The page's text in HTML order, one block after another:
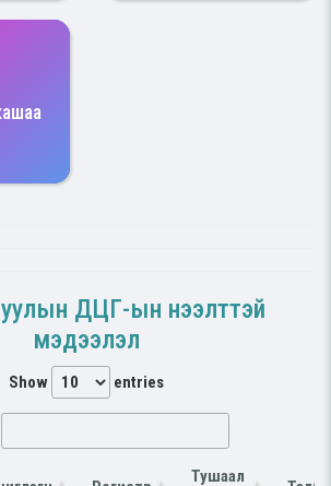
уулын ДЦГ-ын нээлттэй
мэдээлэл
Show entries
Тушаал